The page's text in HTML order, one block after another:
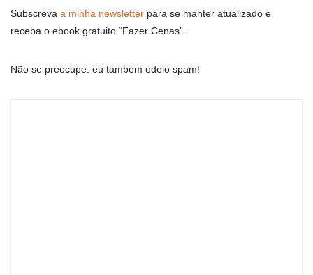
Subscreva a minha newsletter para se manter atualizado e
receba o ebook gratuito “Fazer Cenas”.
Não se preocupe: eu também odeio spam!